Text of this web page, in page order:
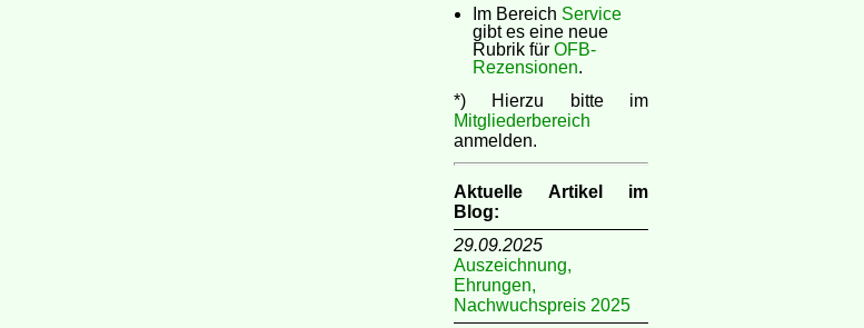
Im Bereich Service
gibt es eine neue
Rubrik für OFB-
Rezensionen.
*) Hierzu bitte im
Mitgliederbereich
anmelden.
Aktuelle Artikel im
Blog:
29.09.2025
Auszeichnung,
Ehrungen,
Nachwuchspreis 2025